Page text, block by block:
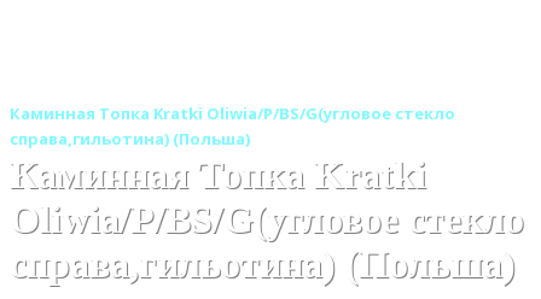
Каминная Топка Kratki Oliwia/P/BS/G(угловое стекло
справа,гильотина) (Польша)
Каминная Топка Kratki
Oliwia/P/BS/G(угловое стекло
справа,гильотина) (Польша)